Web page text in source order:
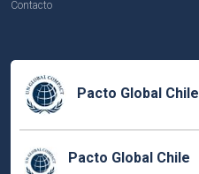
Contacto
Pacto Global Chile
Pacto Global Chile